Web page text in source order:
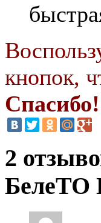
кнопок,
Спасибо!
2
БелеТО